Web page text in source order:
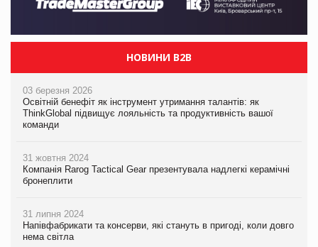
НОВИНИ B2B
03 березня 2026
Освітній бенефіт як інструмент утримання талантів: як
ThinkGlobal підвищує лояльність та продуктивність вашої
команди
31 жовтня 2024
Компанія Rarog Tactical Gear презентувала надлегкі керамічні
бронеплити
31 липня 2024
Напівфабрикати та консерви, які стануть в пригоді, коли довго
нема світла